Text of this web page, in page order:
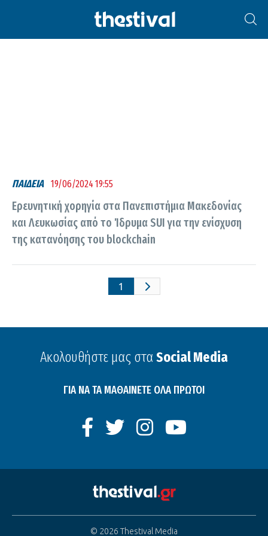
ΠΑΝΕΠΙΣΤΉΜΙΟ ΛΕΥΚΩΣΊΑΣ
ΠΑΙΔΕΙΑ 19/06/2024 19:55
Ερευνητική χορηγία στα Πανεπιστήμια Μακεδονίας
και Λευκωσίας από το Ίδρυμα SUI για την ενίσχυση
της κατανόησης του blockchain
1
Ακολουθήστε μας στα Social Media
ΓΙΑ ΝΑ ΤΑ ΜΑΘΑΙΝΕΤΕ ΟΛΑ ΠΡΩΤΟΙ
© 2026 Thestival Media